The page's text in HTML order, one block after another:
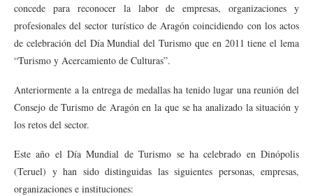
concede para reconocer la labor de empresas, organizaciones y
profesionales del sector turístico de Aragón coincidiendo con los actos
de celebración del Día Mundial del Turismo que en 2011 tiene el lema
“Turismo y Acercamiento de Culturas”.
Anteriormente a la entrega de medallas ha tenido lugar una reunión del
Consejo de Turismo de Aragón en la que se ha analizado la situación y
los retos del sector.
Este año el Día Mundial de Turismo se ha celebrado en Dinópolis
(Teruel) y han sido distinguidas las siguientes personas, empresas,
organizaciones e instituciones: